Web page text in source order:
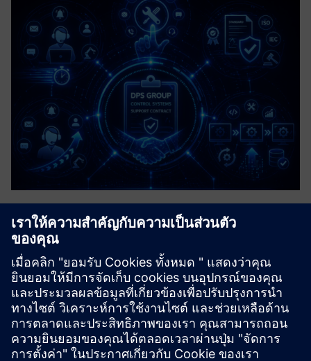
Control Systems Support Contract
A structured agreement that provides ongoing
maintenance, troubleshooting, and optimisation for
industrial control systems, e.g. PLCs, DCS & SCADA. It is
like an operational insurance policy to minimise costly
downtime and ensure ...
เรียนรู้เพิ่มเติม